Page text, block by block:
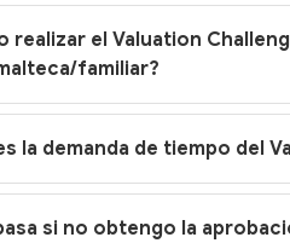
realizar el Valuation
familiar?
la demanda de tiempo del
si no obtengo la